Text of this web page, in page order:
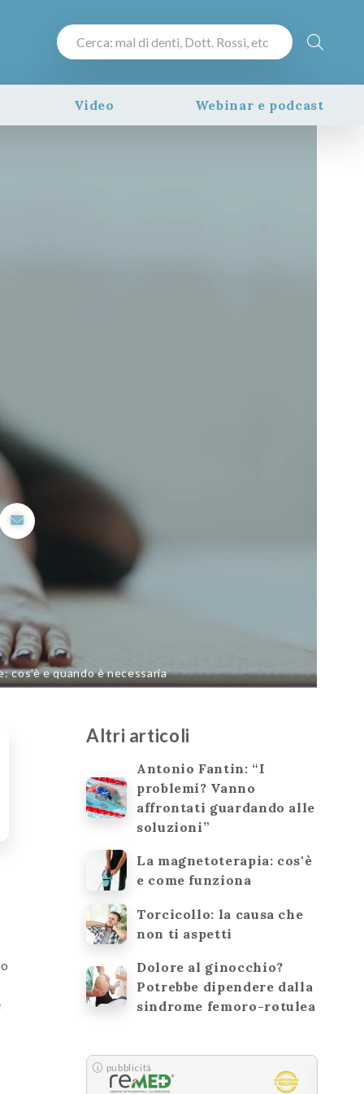
Video Webinar e podcast
cos’è e quando è necessaria
Altri articoli
Antonio Fantin: “I
problemi? Vanno
affrontati guardando alle
soluzioni”
La magnetoterapia: cos'è
e come funziona
Torcicollo: la causa che
non ti aspetti
Dolore al ginocchio?
Potrebbe dipendere dalla
sindrome femoro-rotulea
pubblicità